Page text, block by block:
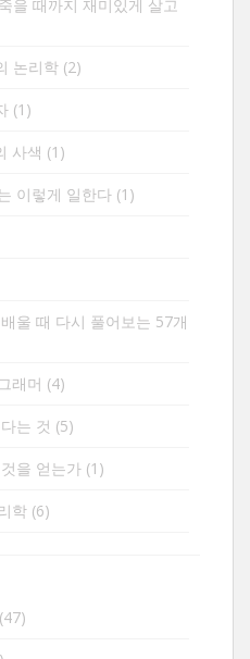
을 때까지 재미있게 살고
논리학(2)
(1)
사색 (1)
이렇게 일한다(1)
울 때 다시 풀어보는 57개
래머 (4)
는 것 (5)
을 얻는가(1)
학(6)
(47)